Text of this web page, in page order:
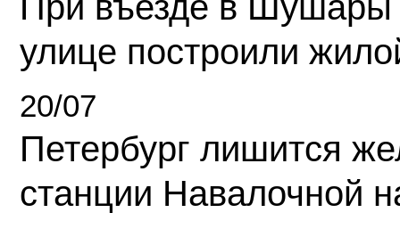
улице построили
20/07
Петербург лишится
станции Навалочной